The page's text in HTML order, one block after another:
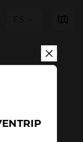
ES